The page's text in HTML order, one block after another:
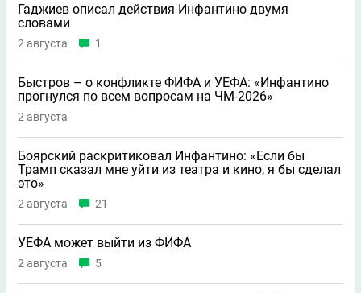
Гаджиев описал действия Инфантино двумя
словами
2 августа 1
Быстров – о конфликте ФИФА и УЕФА: «Инфантино
прогнулся по всем вопросам на ЧМ-2026»
2 августа
Боярский раскритиковал Инфантино: «Если бы
Трамп сказал мне уйти из театра и кино, я бы сделал
это»
2 августа 21
УЕФА может выйти из ФИФА
2 августа 5